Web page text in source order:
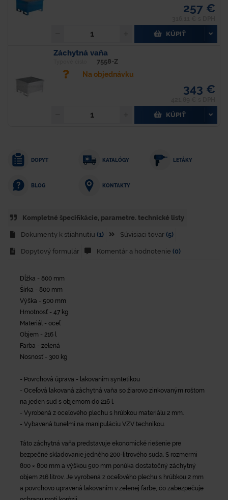
257 €
KÚPIŤ
Záchytná vaňa
7558-Z
Na objednávku
343 €
KÚPIŤ
DOPYT KATALÓGY LETÁKY
BLOG KONTAKTY
Kompletné špecifikácie, parametre. technické listy
Dokumenty k stiahnutiu (1) Súvisiaci tovar (5)
Dopytový formulár Komentár a hodnotenie (0)
Dĺžka - 800 mm
Šírka - 800 mm
Výška - 500 mm
Hmotnosť - 47 kg
Materiál - oceľ
Objem - 216 l
Farba - zelená
Nosnosť - 300 kg
- Povrchová úprava - lakovaním syntetikou
- Oceľová lakovaná záchytná vaňa so žiarovo zinkovaným roštom
na jeden sud s objemom do 216 l.
- Vyrobená z oceľového plechu s hrúbkou materiálu 2 mm.
- Vybavená tunelmi na manipuláciu VZV technikou.
Táto záchytná vaňa predstavuje ekonomické riešenie pre
bezpečné skladovanie jedného 200-litrového suda. S rozmermi
800 × 800 mm a výškou 500 mm ponúka dostatočný záchytný
objem 216 litrov. Je vyrobená z oceľového plechu s hrúbkou 2 mm
a povrchovo upravená lakovaním v zelenej farbe, čo zabezpečuje